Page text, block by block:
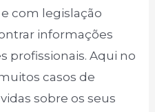
com legislação
informações
profissionais. Aqui no
casos de
sobre os seus